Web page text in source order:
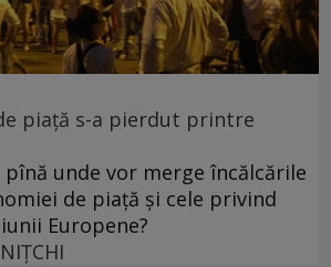
piață s-a pierdut printre
unde vor merge încălcările
de piață și cele privind
Europene?